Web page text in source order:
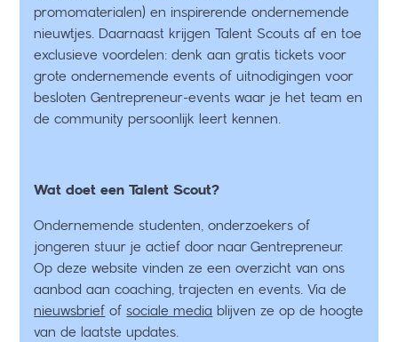
promomaterialen) en inspirerende ondernemende
nieuwtjes. Daarnaast krijgen Talent Scouts af en toe
exclusieve voordelen: denk aan gratis tickets voor
grote ondernemende events of uitnodigingen voor
besloten Gentrepreneur-events waar je het team en
de community persoonlijk leert kennen.
Wat doet een Talent Scout?
Ondernemende studenten, onderzoekers of
jongeren stuur je actief door naar Gentrepreneur.
Op deze website vinden ze een overzicht van ons
aanbod aan coaching, trajecten en events. Via de
nieuwsbrief ofsociale media blijven ze op de hoogte
van de laatste updates.